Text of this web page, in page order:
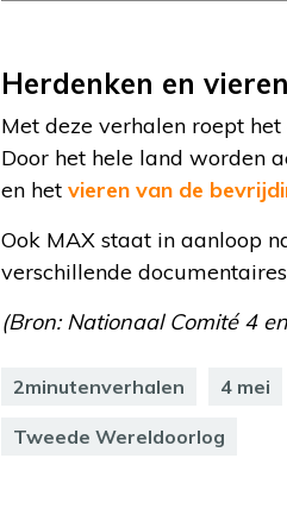
Herdenken en vieren
Met deze verhalen roept
Door het hele land worden
en het vieren van de
Ook MAX staat in aanloop
verschillende
(Bron: Nationaal Comité 4
2minutenverhalen 4 mei
Tweede Wereldoorlog